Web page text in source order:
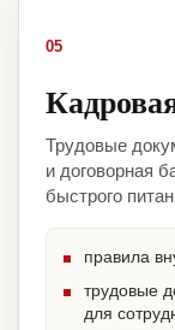
05
Трудовые
и договорная
быстрого
правила
трудовые
для